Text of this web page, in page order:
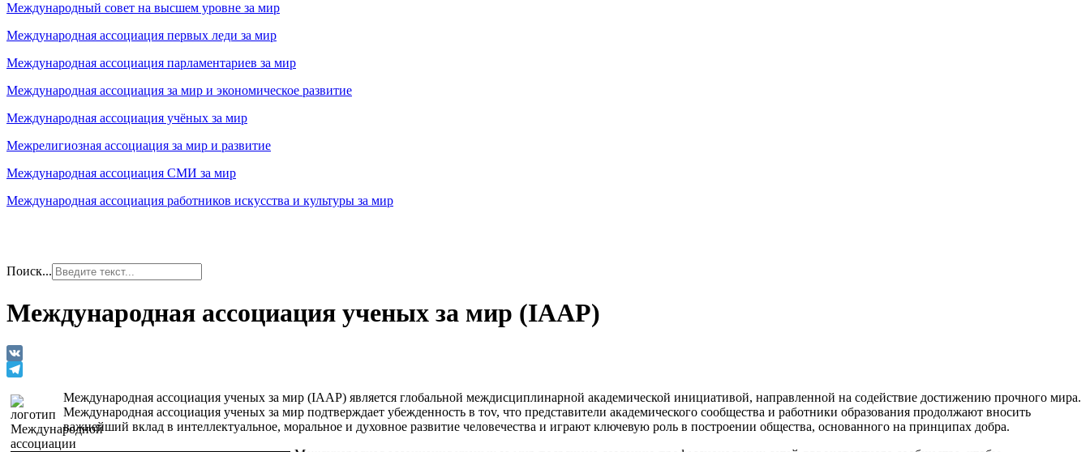
Международный совет на высшем уровне за мир
Международная ассоциация первых леди за мир
Международная ассоциация парламентариев за мир
Международная ассоциация за мир и экономическое развитие
Международная ассоциация учёных за мир
Межрелигиозная ассоциация за мир и развитие
Международная ассоциация СМИ за мир
Международная ассоциация работников искусства и культуры за мир
Поиск...
Международная ассоциация ученых за мир (IAAP)
VK
Международная ассоциация ученых за мир (IAAP) является глобальной междисциплинарной академической инициативой, направленной на содействие достижению прочного мира.
Международная ассоциация ученых за мир подтверждает убежденность в тоv, что представители академического сообщества и работники образования продолжают вносить
важнейший вклад в интеллектуальное, моральное и духовное развитие человечества и играют ключевую роль в построении общества, основанного на принципах добра.